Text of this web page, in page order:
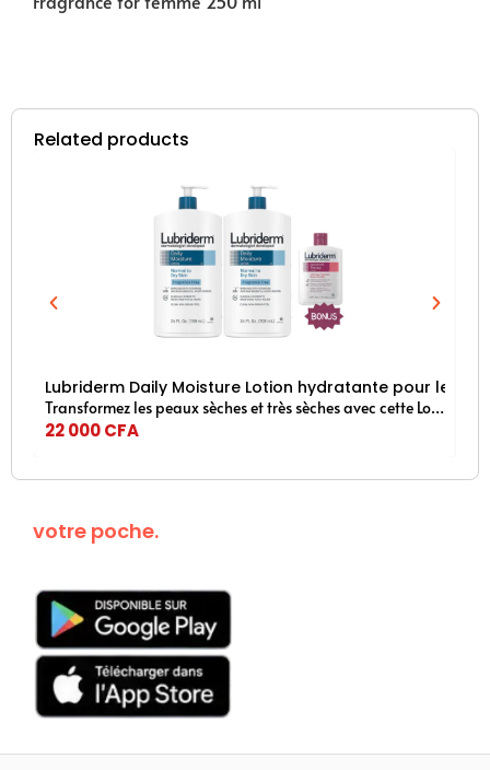
Related products
Lubriderm Daily Moisture Lotion hydratante pour le
Transformez les peaux sèches et très sèches avec cette Lotion Lubriderm. Idéale pour les peaux normales à sèches, la lotion pour le corps sans parfum Lubriderm Daily Moisture régénère et aide à hydrater la peau sèche
22 000CFA
votre poche.
Téléchargez